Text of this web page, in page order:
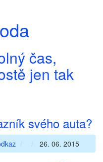
čas,
jen tak
svého auta?
26. 06. 2015